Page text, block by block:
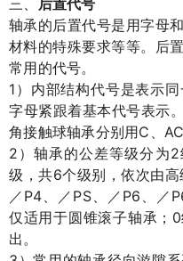
三、
后置代号
轴承的后置代号是用字母
材料的特殊要求等等。后
常用的代号。
1 ）内部结构代号是表示
字母紧跟着基本代号表示
角接触球轴承分别用 C AC
2 ）轴承的公差等级分为2
级，共6个级别，依次由
／ P4 、／ PS、／ P6 、／
仅适用于圆锥滚子轴承； 0
出。